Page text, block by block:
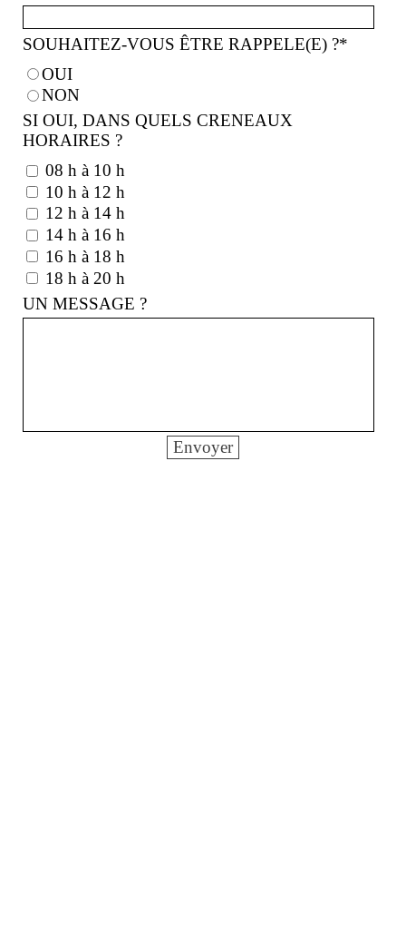
SOUHAITEZ-VOUS ÊTRE RAPPELE(E) ?*
OUI
NON
SI OUI, DANS QUELS CRENEAUX
HORAIRES ?
08 h à 10 h
10 h à 12 h
12 h à 14 h
14 h à 16 h
16 h à 18 h
18 h à 20 h
UN MESSAGE ?